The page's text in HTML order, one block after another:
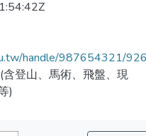
handle/987654321/
登山、馬術、飛盤、現
)